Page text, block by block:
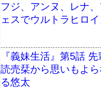
フジ、アンヌ、レナ
ェスでウルトラヒロ
『義妹生活』第5話
読売栞から思いもよ
る悠太